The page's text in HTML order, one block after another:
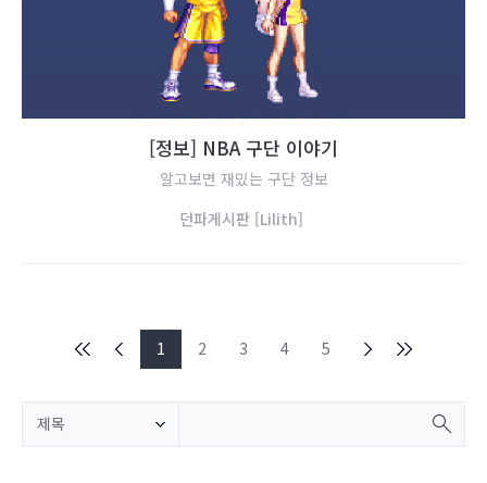
[정보] NBA 구단 이야기
알고보면 재밌는 구단 정보
던파게시판 [Lilith]
1 2 3 4 5
제목